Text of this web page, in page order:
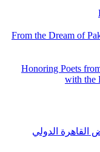
From the Dream of
Honoring Poets
with the
القاهرة الدولي